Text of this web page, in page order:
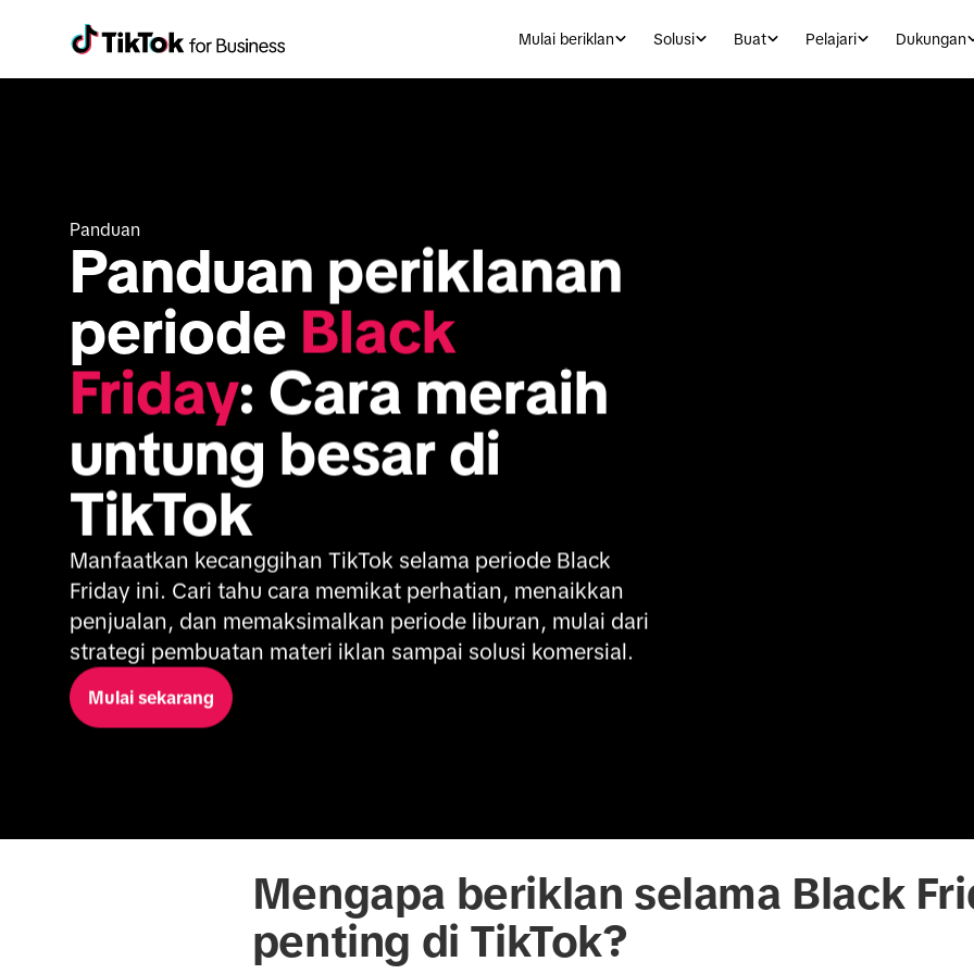
Mulai beriklan Solusi Buat Pelajari Dukungan
Panduan
Panduan periklanan
periode Black
Friday: Cara meraih
untung besar di
TikTok
Manfaatkan kecanggihan TikTok selama periode Black
Friday ini. Cari tahu cara memikat perhatian, menaikkan
penjualan, dan memaksimalkan periode liburan, mulai dari
strategi pembuatan materi iklan sampai solusi komersial.
Mulai sekarang
Mengapa beriklan selama Black
penting di TikTok?